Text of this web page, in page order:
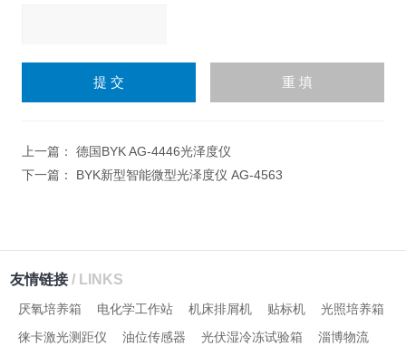
上一篇： 德国BYK AG-4446光泽度仪
下一篇： BYK新型智能微型光泽度仪 AG-4563
友情链接/ LINKS
厌氧培养箱 电化学工作站 机床排屑机 贴标机
光照培养箱
徕卡激光测距仪
油位传感器 光伏湿冷冻试验箱
淄博物流